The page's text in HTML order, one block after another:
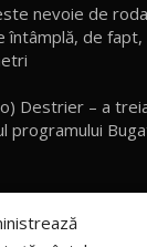
9X - PRIMUL
SE CONDUCE?
Primele impresii despre
7 și Seal 5 DM-i /
nevoie de
întâmplă, de
Destrier – a
programului
decalajul